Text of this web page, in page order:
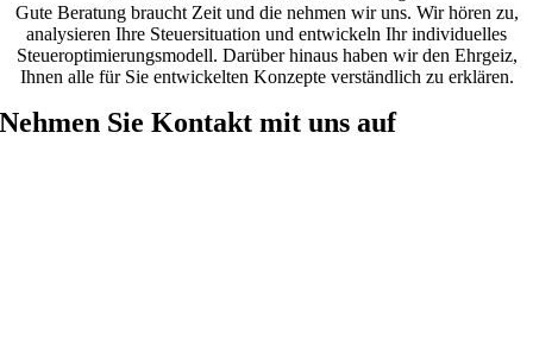
Gute Beratung braucht Zeit und die nehmen wir uns. Wir hören zu,
analysieren Ihre Steuersituation und entwickeln Ihr individuelles
Steueroptimierungsmodell. Darüber hinaus haben wir den Ehrgeiz,
Ihnen alle für Sie entwickelten Konzepte verständlich zu erklären.
Nehmen Sie Kontakt mit uns auf